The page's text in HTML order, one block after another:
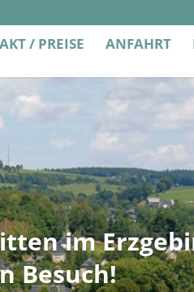
/ PREISE ANFAHRT
im
Besuch!